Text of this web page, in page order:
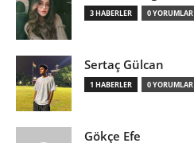
3 HABERLER 0 YORUMLAR
Sertaç Gülcan
1 HABERLER 0 YORUMLAR
Gökçe Efe